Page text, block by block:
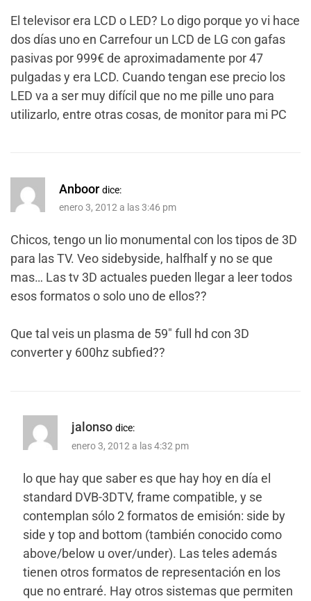
El televisor era LCD o LED? Lo digo porque yo vi hace
dos días uno en Carrefour un LCD de LG con gafas
pasivas por 999€ de aproximadamente por 47
pulgadas y era LCD. Cuando tengan ese precio los
LED va a ser muy difícil que no me pille uno para
utilizarlo, entre otras cosas, de monitor para mi PC
Anboor dice:
enero 3, 2012 a las 3:46 pm
Chicos, tengo un lio monumental con los tipos de 3D
para las TV. Veo sidebyside, halfhalf y no se que
mas… Las tv 3D actuales pueden llegar a leer todos
esos formatos o solo uno de ellos??
Que tal veis un plasma de 59″ full hd con 3D
converter y 600hz subfied??
jalonso dice:
enero 3, 2012 a las 4:32 pm
lo que hay que saber es que hay hoy en día el
standard DVB-3DTV, frame compatible, y se
contemplan sólo 2 formatos de emisión: side by
side y top and bottom (también conocido como
above/below u over/under). Las teles además
tienen otros formatos de representación en los
que no entraré. Hay otros sistemas que permiten